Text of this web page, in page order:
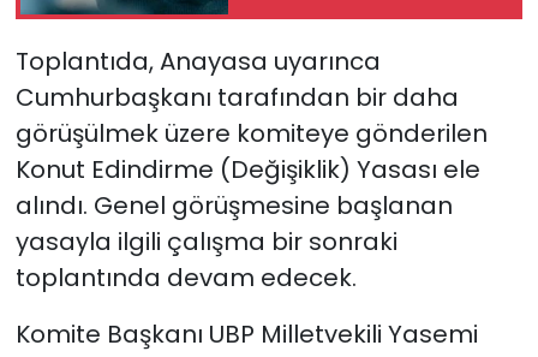
Toplantıda,Anayasa uyarınca
Cumhurbaşkanı tarafından bir daha
görüşülmek üzere komiteye gönderilen
Konut Edindirme (Değişiklik) Yasası ele
alındı. Genel görüşmesine başlanan
yasayla ilgili çalışma bir sonraki
toplantında devam edecek.
Komite Başkanı UBP Milletvekili Yasemi
Yazarlar